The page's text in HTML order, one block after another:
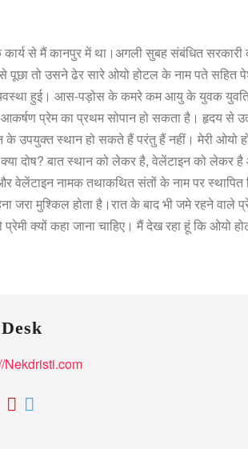
से मैं कानपुर में था।अगली सुबह संबंधित सरकारी
तो उसने ढेर सारे ओयो होटल के नाम पते सहित पेश
हुई। आस-पड़ोस के कमरे कम आयु के युवक
प्रेम का प्रथम सोपान हो सकता है। हृदय से
उपयुक्त स्थान हो सकते हैं परंतु हैं नहीं। मेरी ओयो
दोष? बात स्थान को लेकर है, वेलेंटाइन को
नामक तथाकथित संतों के नाम पर स्थापित
जरा मुश्किल होता है।रात के बाद भी जमे रहने वाले
प्रेमी क्यों कहा जाना चाहिए। मैं देख रहा हूं कि
Nekdristi.com